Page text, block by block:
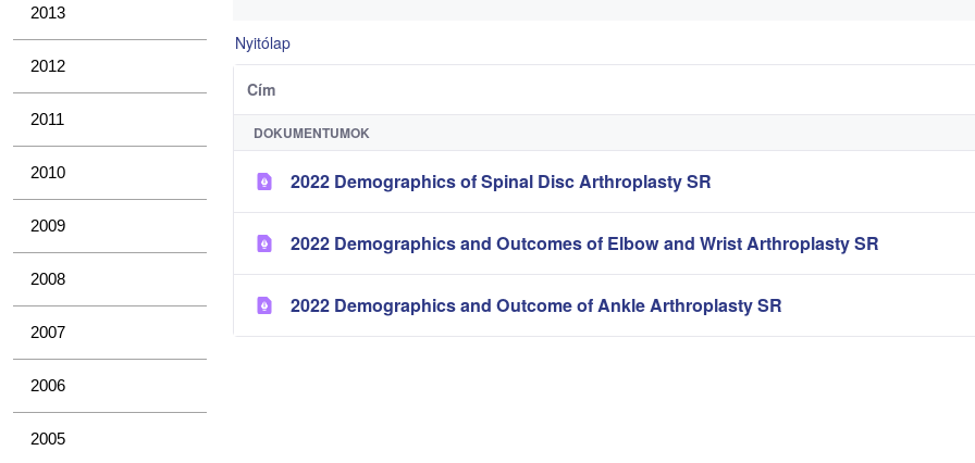
2013
2012
2011
2010
2009
2008
2007
2006
2005
Nyitólap
Cím
DOKUMENTUMOK
2022 Demographics of Spinal Disc Arthroplasty SR
2022 Demographics and Outcomes of Elbow and Wrist Arthroplasty SR
2022 Demographics and Outcome of Ankle Arthroplasty SR